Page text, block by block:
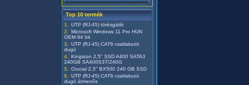
Top 10 termék
UTP (RJ-45) törésgátló
Microsoft Windows 11 Pro HUN
OEM 64 bit
UTP (RJ-45) CAT6 csatlakozó
dugó
Kingston 2,5" SSD A400 SATA3
240GB SA400S37/240G
Crucial 2.5" BX500 240 GB SSD
UTP (RJ-45) CAT6 csatlakozó
dugó átmenős